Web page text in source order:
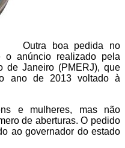
Outra boa pedida no
anúncio realizado pela
de Janeiro (PMERJ), que
ano de 2013 voltado à
e mulheres, mas não
de aberturas. O pedido
ao governador do estado